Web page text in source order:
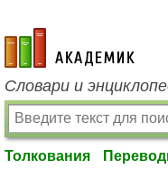
academic.ru
Словари и
Толкования